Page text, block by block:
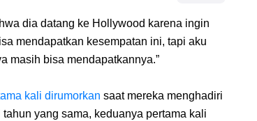
dia datang ke Hollywood karena ingin
mendapatkan kesempatan ini, tapi aku
masih bisa mendapatkannya.”
kali dirumorkan saat mereka menghadiri
yang sama, keduanya pertama kali